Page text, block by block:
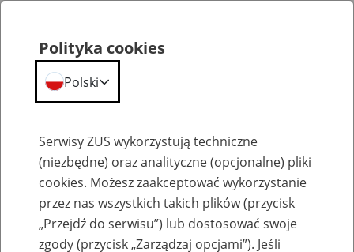
Wyrejestrowanie płatnika/firmy
Polityka cookies
Polski
Serwisy ZUS wykorzystują techniczne
(niezbędne) oraz analityczne (opcjonalne) pliki
cookies. Możesz zaakceptować wykorzystanie
przez nas wszystkich takich plików (przycisk
„Przejdź do serwisu”) lub dostosować swoje
zgody (przycisk „Zarządzaj opcjami”). Jeśli